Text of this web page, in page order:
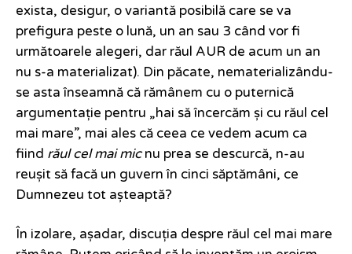
exista, desigur, o variantă posibilă care se va
prefigura peste o lună, un an sau 3 când vor fi
următoarele alegeri, dar răul AUR de acum un an
nu s-a materializat). Din păcate, nematerializându-
se asta înseamnă că rămânem cu o puternică
argumentație pentru „hai să încercăm și cu răul cel
mai mare”, mai ales că ceea ce vedem acum ca
fiind răul cel mai micnu prea se descurcă, n-au
reușit să facă un guvern în cinci săptămâni, ce
Dumnezeu tot așteaptă?
În izolare, așadar, discuția despre răul cel mai mare